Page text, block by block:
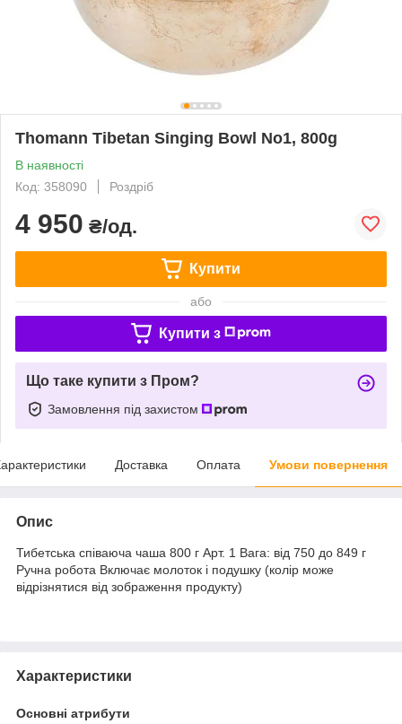
Thomann Tibetan Singing Bowl No1, 800g
В наявності
Код: 358090
Роздріб
4 950 ₴/од.
Купити
або
Купити з
Що таке купити з Пром?
Замовлення під захистом
Доставка Оплата Умови повернення
Опис
Тибетська співаюча чаша 800 г Арт. 1 Вага: від 750 до 849 г
Ручна робота Включає молоток і подушку (колір може
відрізнятися від зображення продукту)
Характеристики
Основні атрибути